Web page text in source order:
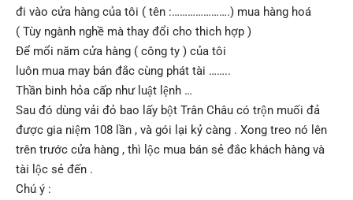
đi vào cửa hàng của tôi ( tên :………………….) mua hàng hoá
( Tùy ngành nghề mà thay đổi cho thich hợp )
Để mổi năm cửa hàng ( công ty ) của tôi
luôn mua may bán đắc cùng phát tài ……..
Thần binh hỏa cấp như luật lệnh …
Sau đó dùng vải đỏ bao lấy bột Trân Châu có trộn muối đả
được gia niệm 108 lần , và gói lại kỷ càng . Xong treo nó lên
trên trước cửa hàng , thì lộc mua bán sẻ đắc khách hàng và
tài lộc sẻ đến .
Chú ý :